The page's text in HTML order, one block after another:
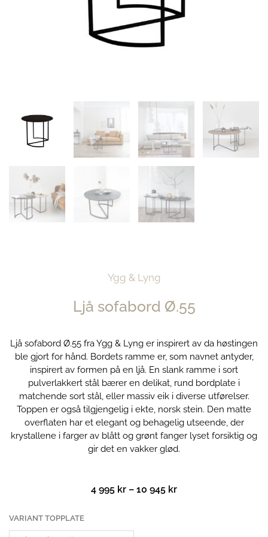
Ygg & Lyng
Ljå sofabord Ø.55
Ljå sofabord Ø.55 fra Ygg & Lyng er inspirert av da høstingen
ble gjort for hånd. Bordets ramme er, som navnet antyder,
inspirert av formen på en ljå. En slank ramme i sort
pulverlakkert stål bærer en delikat, rund bordplate i
matchende sort stål, eller massiv eik i diverse utførelser.
Toppen er også tilgjengelig i ekte, norsk stein. Den matte
overflaten har et elegant og behagelig utseende, der
krystallene i farger av blått og grønt fanger lyset forsiktig og
gir det en vakker glød.
4 995 kr – 10 945 krPrisområde:
VARIANT TOPPLATE
Ljå
sofabord